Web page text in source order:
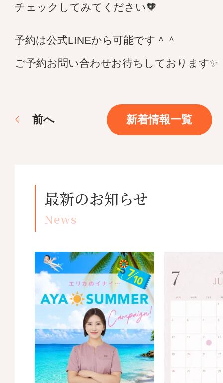
チェックしてみてください🧡
予約は公式LINEから可能です＾＾
ご予約お問い合わせお待ちしております✨
前へ 新着情報一覧
最新のお知らせ
News